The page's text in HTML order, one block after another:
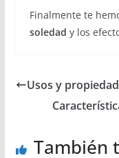
Finalmente te
soledad y los
Usos y
También